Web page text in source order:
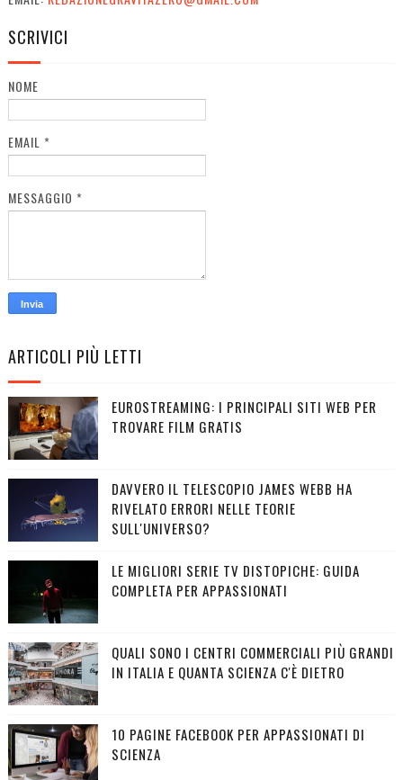
SCRIVICI
NOME
EMAIL *
MESSAGGIO *
ARTICOLI PIÙ LETTI
EUROSTREAMING: I PRINCIPALI SITI WEB PER
TROVARE FILM GRATIS
DAVVERO IL TELESCOPIO JAMES WEBB HA
RIVELATO ERRORI NELLE TEORIE
SULL'UNIVERSO?
LE MIGLIORI SERIE TV DISTOPICHE: GUIDA
COMPLETA PER APPASSIONATI
QUALI SONO I CENTRI COMMERCIALI PIÙ GRANDI
IN ITALIA E QUANTA SCIENZA C'È DIETRO
10 PAGINE FACEBOOK PER APPASSIONATI DI
SCIENZA